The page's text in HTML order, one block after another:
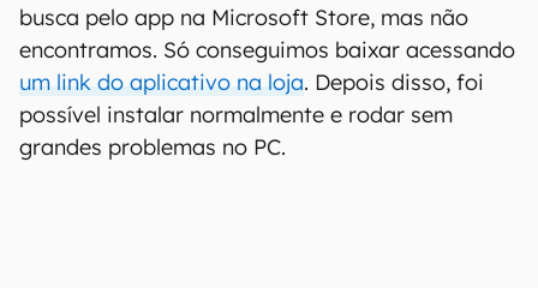
busca pelo app na Microsoft Store, mas não
encontramos. Só conseguimos baixar acessando
um link do aplicativo na loja. Depois disso, foi
possível instalar normalmente e rodar sem
grandes problemas no PC.